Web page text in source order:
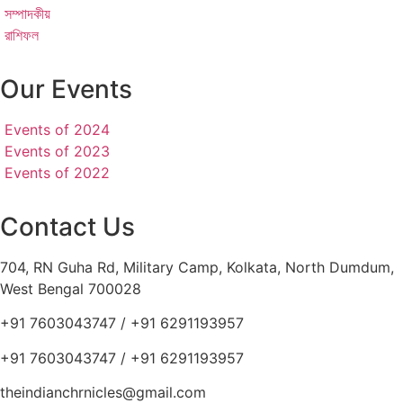
সম্পাদকীয়
রাশিফল
Our Events
Events of 2024
Events of 2023
Events of 2022
Contact Us
704, RN Guha Rd, Military Camp, Kolkata, North Dumdum,
West Bengal 700028
+91 7603043747 / +91 6291193957
+91 7603043747 / +91 6291193957
theindianchrnicles@gmail.com